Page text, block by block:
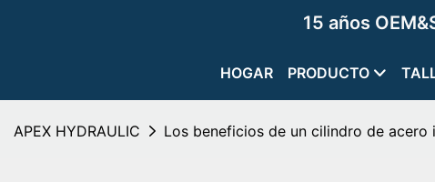
15 años
HOGAR PRODUCTO
APEX HYDRAULIC Los beneficios de un cilindro de